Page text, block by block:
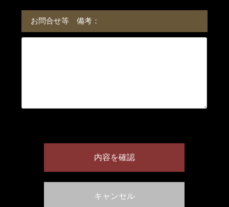
お問合せ等 備考：